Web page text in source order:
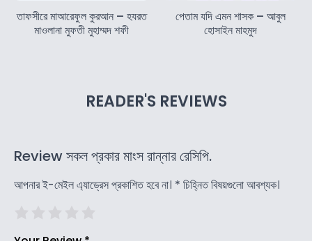
তাফসীরে মাআরেফুল কুরআন – হযরত
মাওলানা মুফতী মুহাম্মদ শফী
পেতাম যদি এমন শাসক – আবুল
হোসাইন মাহমুদ
READER'S REVIEWS
Review সকল প্রকার মাংস রান্নার রেসিপি.
আপনার ই-মেইল এ্যাড্রেস প্রকাশিত হবে না। * চিহ্নিত বিষয়গুলো আবশ্যক।